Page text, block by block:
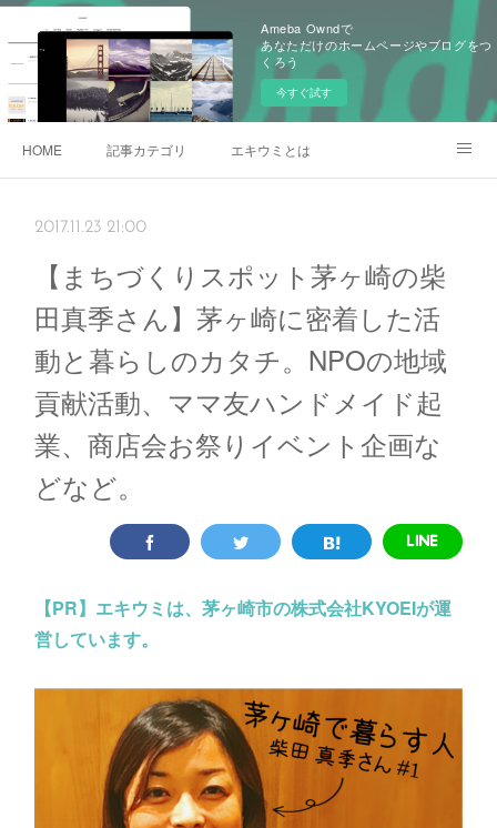
Ameba Owndで
あなただけのホームページやブログをつ
くろう
今すぐ試す
HOME 記事カテゴリ エキウミとは
2017.11.23 21:00
【まちづくりスポット茅ヶ崎の柴
田真季さん】茅ヶ崎に密着した活
動と暮らしのカタチ。NPOの地域
貢献活動、ママ友ハンドメイド起
業、商店会お祭りイベント企画な
どなど。
【PR】 エキウミは、茅ヶ崎市の株式会社KYOEIが運
営しています。